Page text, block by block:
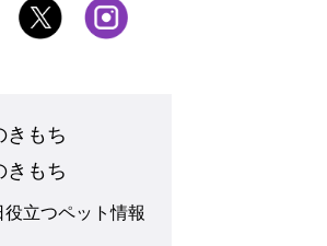
きもち
きもち
立つペット情報